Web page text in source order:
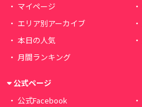
マイページ
エリア別アーカイブ
本日の人気
月間ランキング
公式ページ
公式Facebook